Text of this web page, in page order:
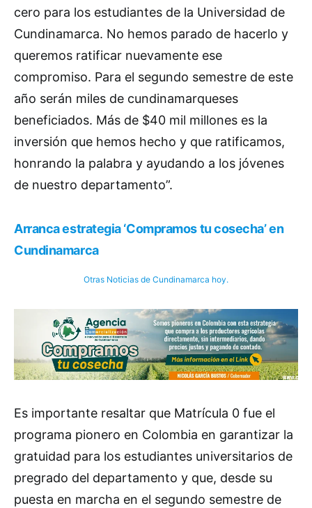
cero para los estudiantes de la Universidad de
Cundinamarca. No hemos parado de hacerlo y
queremos ratificar nuevamente ese
compromiso. Para el segundo semestre de este
año serán miles de cundinamarqueses
beneficiados. Más de $40 mil millones es la
inversión que hemos hecho y que ratificamos,
honrando la palabra y ayudando a los jóvenes
de nuestro departamento”.
Arranca estrategia ‘Compramos tu cosecha’ en
Cundinamarca
Otras Noticias de Cundinamarca hoy.
Es importante resaltar que Matrícula 0 fue el
programa pionero en Colombia en garantizar la
gratuidad para los estudiantes universitarios de
pregrado del departamento y que, desde su
puesta en marcha en el segundo semestre de